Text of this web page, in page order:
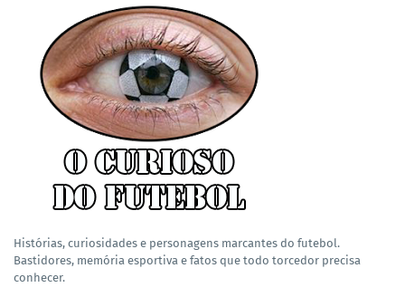
Histórias, curiosidades e personagens marcantes do futebol.
Bastidores, memória esportiva e fatos que todo torcedor precisa
conhecer.